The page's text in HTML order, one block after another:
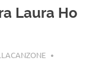
Laura Ho